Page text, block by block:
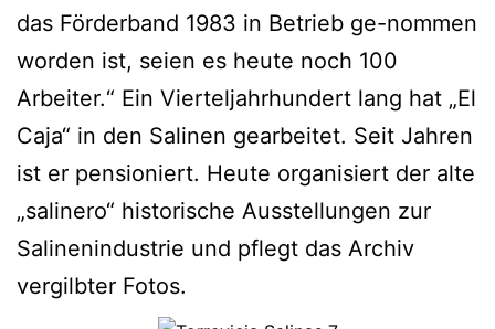
das Förderband 1983 in Betrieb ge-nommen
worden ist, seien es heute noch 100
Arbeiter.“ Ein Vierteljahrhundert lang hat „El
Caja“ in den Salinen gearbeitet. Seit Jahren
ist er pensioniert. Heute organisiert der alte
„salinero“ historische Ausstellungen zur
Salinenindustrie und pflegt das Archiv
vergilbter Fotos.